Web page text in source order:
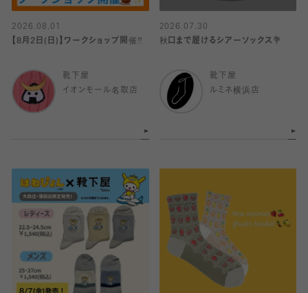
2026.08.01
【8月2日(日)】ワークショップ開催‼️
靴下屋
イオンモール名取店
2026.07.30
秋口まで履けるシアーソックス💐
靴下屋
ルミネ横浜店